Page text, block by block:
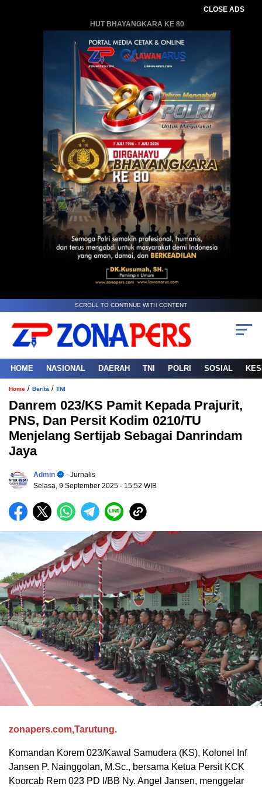
CLOSE ADS
HUT BHAYANGKARA KE 80
SCROLL TO CONTINUE WITH CONTENT
HOME NASIONAL DAERAH TNI POLRI SOSIAL
Home / Berita / TNI
Danrem 023/KS Pamit Kepada Prajurit,
PNS, Dan Persit Kodim 0210/TU
Menjelang Sertijab Sebagai Danrindam
Jaya
Admin
- Jurnalis
Selasa, 9 September 2025 - 15:52 WIB
zonapers.com,Tarutung.
Komandan Korem 023/Kawal Samudera (KS), Kolonel Inf
Jansen P. Nainggolan, M.Sc., bersama Ketua Persit KCK
Koorcab Rem 023 PD I/BB Ny. Angel Jansen, menggelar